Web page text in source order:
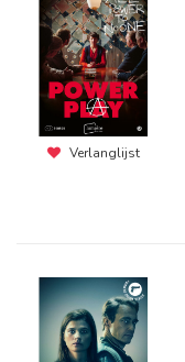
Verlanglijst